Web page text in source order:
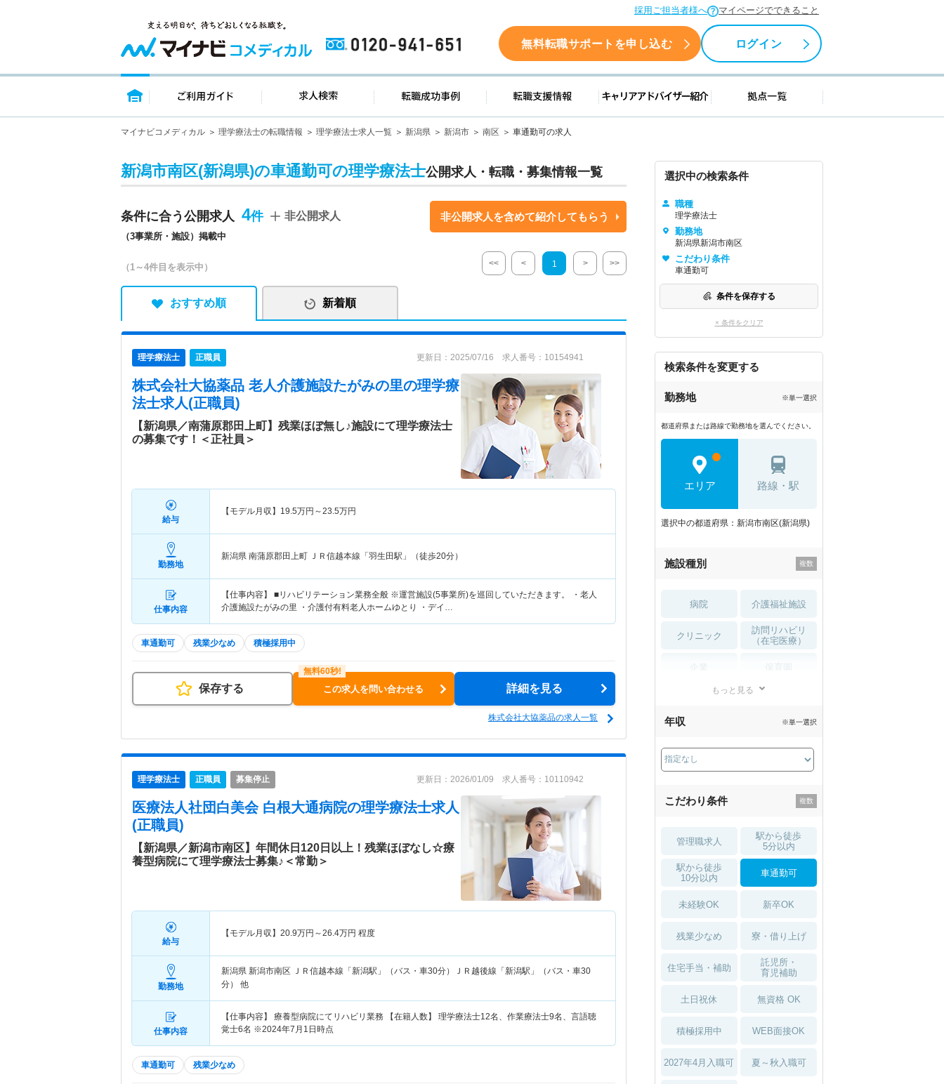
採用ご担当者様へ マイページでできること
0120-941-651 無料転職サポートを申し込む ログイン
トップページ ご利用ガイド 求人検索 転職成功事例 転職支援情報 キャリアアドバイザー紹介 拠点一覧
マイナビコメディカル 理学療法士の転職情報 理学療法士求人一覧 新潟県 新潟市 南区 車通勤可の求人
新潟市南区(新潟県)の車通勤可の理学療法士公開求人・転職・募集情報一覧
条件に合う公開求人 4
（3事業所・施設）掲載中
非公開求人 非公開求人を含めて紹介してもらう
（1～4件目を表示中） << < 1 > >>
おすすめ順 新着順
理学療法士 正職員 更新日：2025/07/16 求人番号：10154941
株式会社大協薬品 老人介護施設たがみの里の理学療
法士求人(正職員)
【新潟県／南蒲原郡田上町】残業ほぼ無し♪施設にて理学療法士
の募集です！＜正社員＞
給与
【モデル月収】 19.5万円～23.5万円
勤務地
新潟県 南蒲原郡田上町 ＪＲ信越本線「羽生田駅」（徒歩20分）
仕事内容
【仕事内容】 ■リハビリテーション業務全般 ※運営施設(5事業所)を巡回していただきます。 ・老人
介護施設たがみの里 ・介護付有料老人ホームゆとり ・デイ…
車通勤可 残業少なめ 積極採用中
保存する この求人を問い合わせる 詳細を見る
株式会社大協薬品の求人一覧
理学療法士 正職員 募集停止 更新日：2026/01/09 求人番号：10110942
医療法人社団白美会 白根大通病院の理学療法士求人
(正職員)
【新潟県／新潟市南区】年間休日120日以上！残業ほぼなし☆療
養型病院にて理学療法士募集♪＜常勤＞
給与
【モデル月収】 20.9万円～26.4万円 程度
勤務地
新潟県 新潟市南区 ＪＲ信越本線「新潟駅」（バス・車30分）ＪＲ越後線「新潟駅」（バス・車30
分） 他
仕事内容
【仕事内容】 療養型病院にてリハビリ業務 【在籍人数】 理学療法士12名、作業療法士9名、言語聴
覚士6名 ※2024年7月1日時点
車通勤可 残業少なめ
選択中の検索条件
職種
理学療法士
勤務地
新潟県新潟市南区
こだわり条件
車通勤可
条件を保存する
× 条件をクリア
検索条件を変更する
勤務地 ※単一選択
都道府県または路線で勤務地を選んでください。
エリア 路線・駅
選択中の都道府県：新潟市南区(新潟県)
施設種別
病院 介護福祉施設
クリニック
訪問リハビリ
（在宅医療）
薬局・
もっと見る
年収 ※単一選択
こだわり条件
管理職求人
駅から徒歩
5分以内
駅から徒歩
10分以内
車通勤可
未経験OK 新卒OK
残業少なめ 寮・借り上げ
住宅手当・補助
託児所・
育児補助
土日祝休 無資格 OK
積極採用中 WEB面接OK
2027年4月入職可 夏～秋入職可